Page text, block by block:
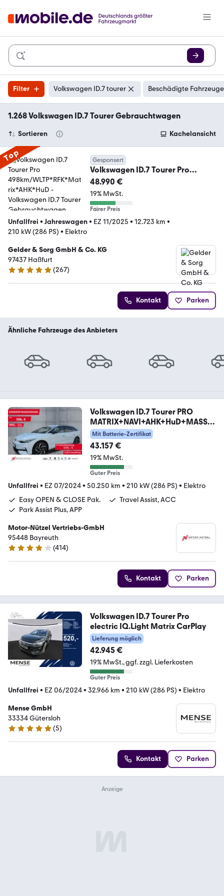
Filter Volkswagen ID.7 tourer Beschädigte
1.268 Volkswagen ID.7 Tourer Gebrauchtwagen
Sortieren Kachelansicht
Top Gesponsert
Volkswagen ID.7 Tourer Pro
498km/WLTP*RFK*Matrix*AHK*H
uD
48.990 €
19% MwSt.
Fairer Preis
Unfallfrei • Jahreswagen• EZ 11/2025 • 12.723 km •
210 kW (286 PS) • Elektro
Gelder & Sorg GmbH & Co. KG
97437 Haßfurt
4.9 Sterne
(267)
Kontakt Parken
Ähnliche Fahrzeuge des Anbieters
Volkswagen ID.7 Tourer PRO
MATRIX+NAVI+AHK+HuD+MASSA
GE+360°
Mit Batterie-Zertifikat
43.157 €
19% MwSt.
Guter Preis
Unfallfrei • EZ 07/2024• 50.250 km • 210 kW (286 PS) • Elektro
Easy OPEN & CLOSE Pak.
Travel Assist, ACC
Park Assist Plus, APP
Motor-Nützel Vertriebs-GmbH
95448 Bayreuth
4.2 Sterne
(414)
Kontakt Parken
Volkswagen ID.7 Tourer Pro
electric IQ.Light Matrix CarPlay
Lieferung möglich
42.945 €
19% MwSt. ggf. zzgl. Lieferkosten
Guter Preis
Unfallfrei • EZ 06/2024• 32.966 km • 210 kW (286 PS) • Elektro
Mense GmbH
33334 Gütersloh
5 Sterne
(5)
Kontakt Parken